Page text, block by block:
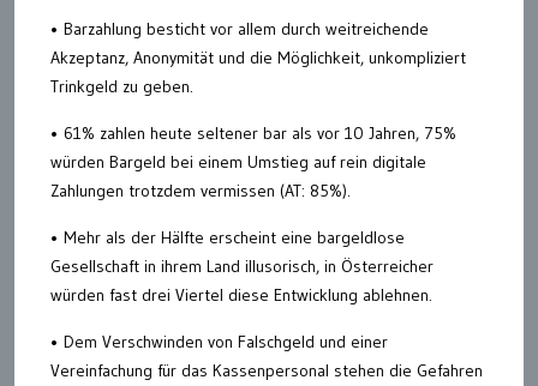
• Barzahlung besticht vor allem durch weitreichende
Akzeptanz, Anonymität und die Möglichkeit, unkompliziert
Trinkgeld zu geben.
• 61% zahlen heute seltener bar als vor 10 Jahren, 75%
würden Bargeld bei einem Umstieg auf rein digitale
Zahlungen trotzdem vermissen (AT: 85%).
• Mehr als der Hälfte erscheint eine bargeldlose
Gesellschaft in ihrem Land illusorisch, in Österreicher
würden fast drei Viertel diese Entwicklung ablehnen.
• Dem Verschwinden von Falschgeld und einer
Vereinfachung für das Kassenpersonal stehen die Gefahren